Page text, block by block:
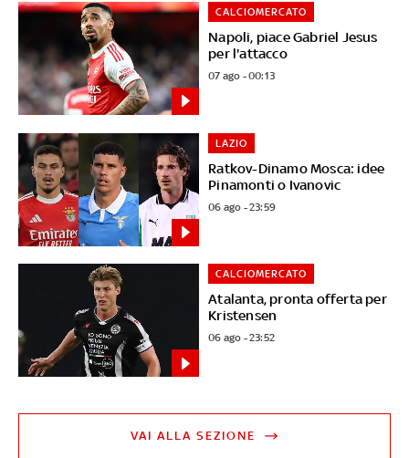
Napoli, piace Gabriel Jesus
per l'attacco
CALCIOMERCATO
07 ago - 00:13
Ratkov-Dinamo Mosca: idee
Pinamonti o Ivanovic
LAZIO
06 ago - 23:59
Atalanta, pronta offerta per
Kristensen
CALCIOMERCATO
06 ago - 23:52
VAI ALLA SEZIONE